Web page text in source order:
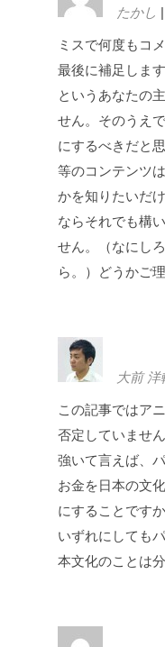
たかし
ミスで何度もコ
最後に補足しま
というあなたの
せん。そのうえ
にするべきだと
等のコンテンツ
かを知りたいだ
ならそれでも構
せん。（なにし
ら。）どうかご
大前 洋
この記事ではア
否定していません
強いて言えば、
お金を日本の文
にすることですか
いずれにしても
本文化のことは